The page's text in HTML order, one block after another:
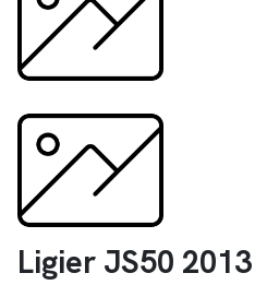
Ligier JS50 2013